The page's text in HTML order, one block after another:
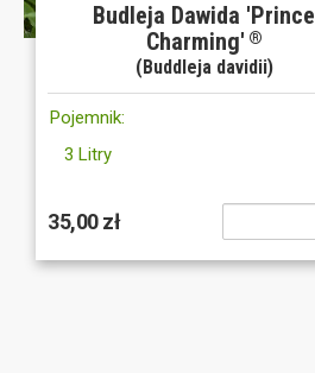
Budleja Dawida 'Prince
Charming' ®
(Buddleja davidii)
Pojemnik:
3 Litry
35,00 zł